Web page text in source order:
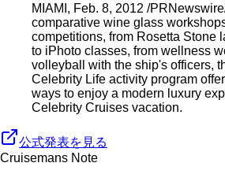
MIAMI, Feb. 8, 2012 /
comparative wine glass
competitions, from Rosetta Stone
to iPhoto classes, from wellness
volleyball with the ship's officers,
Celebrity Life activity program
ways to enjoy a modern luxury
Celebrity Cruises vacation.
公式発表を見る
Cruisemans Note